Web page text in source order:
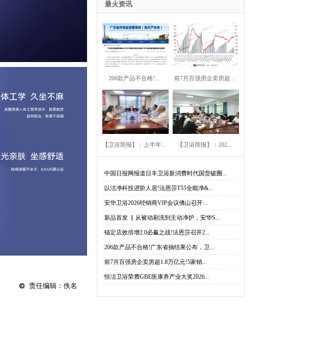
责任编辑：佚名
岛、COSO、科勒、松下......
最火资讯
206款产品不合格!... 前7月百强房企卖房超...
【卫浴简报】：上半年... 【卫浴简报】：202...
·中国日报网报道日丰卫浴新消费时代国货破圈...
· 以洁净科技进阶人居!法恩莎T55全能净&...
·安华卫浴2026经销商VIP会议佛山召开...
·新品首发 ▏从被动刷洗到主动净护，安华S...
·锚定店效倍增2.0必赢之战!法恩莎召开2...
·206款产品不合格!广东省抽结果公布，卫...
·前7月百强房企卖房超1.8万亿元!5家销...
·恒洁卫浴荣膺GBE医康养产业大奖2026...